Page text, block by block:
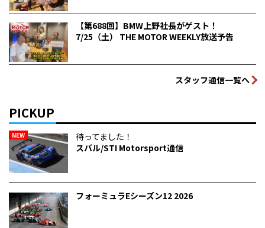
【第688回】BMW上野社長がゲスト！
7/25（土） THE MOTOR WEEKLY放送予告
スタッフ通信一覧へ
PICKUP
NEW
待ってました！
スバル/STI Motorsport通信
フォーミュラEシーズン12 2026